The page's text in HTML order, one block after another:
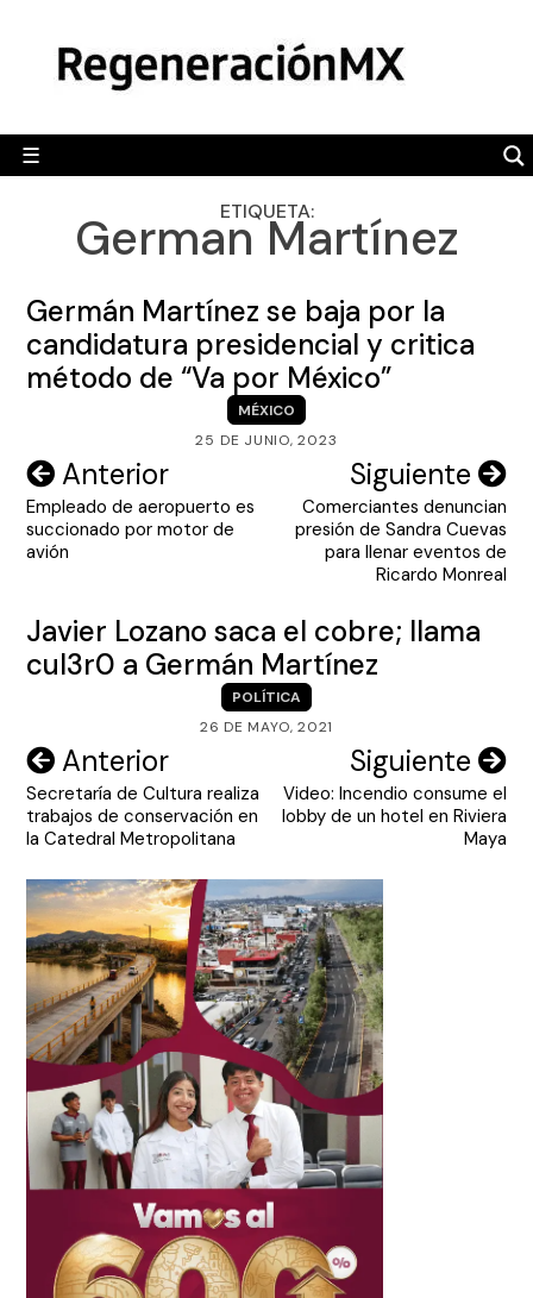
content
☰
POLÍTICA
CAMALEÓN
OPINIÓN
ENGLISH SECTION
VIDEOS
ETIQUETA:
German Martínez
Germán Martínez se baja por la
candidatura presidencial y critica
método de “Va por México”
MÉXICO
25 DE JUNIO, 2023
Navegación
de
entradas
Anterior
Empleado de aeropuerto es
succionado por motor de
avión
Siguiente
Comerciantes denuncian
presión de Sandra Cuevas
para llenar eventos de
Ricardo Monreal
Javier Lozano saca el cobre; llama
cul3r0 a Germán Martínez
POLÍTICA
26 DE MAYO, 2021
Navegación
de
entradas
Anterior
Secretaría de Cultura realiza
trabajos de conservación en
la Catedral Metropolitana
Siguiente
Video: Incendio consume el
lobby de un hotel en Riviera
Maya